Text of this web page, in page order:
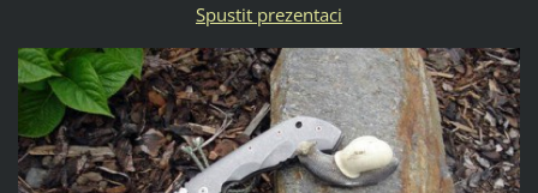
Spustit prezentaci